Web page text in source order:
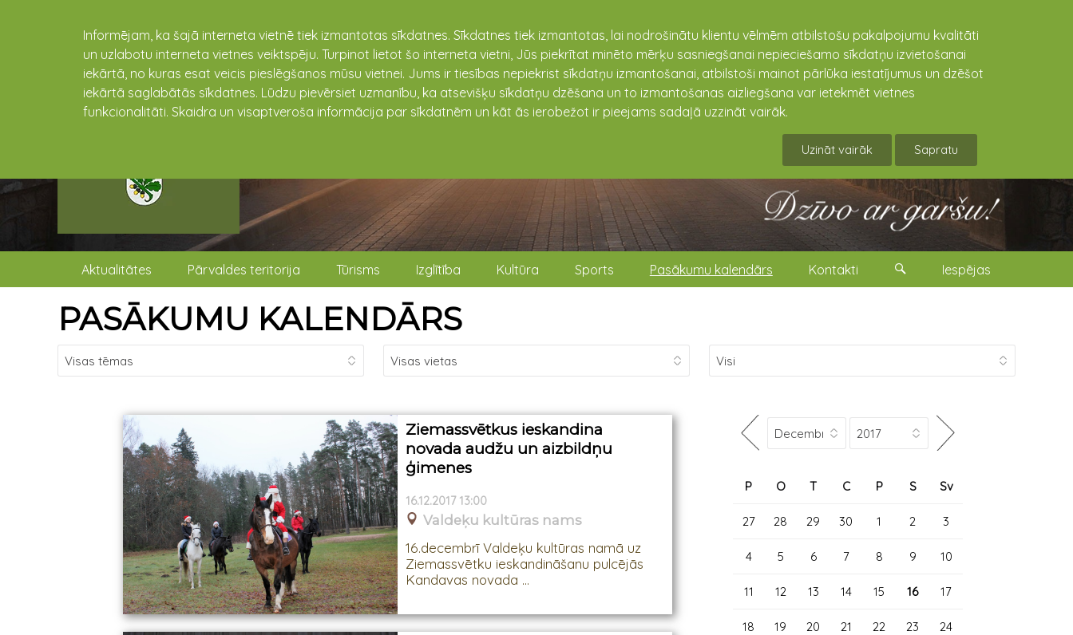
Informējam, ka šajā interneta vietnē tiek izmantotas sīkdatnes. Sīkdatnes tiek izmantotas, lai nodrošinātu klientu vēlmēm atbilstošu pakalpojumu kvalitāti
un uzlabotu interneta vietnes veiktspēju. Turpinot lietot šo interneta vietni, Jūs piekrītat minēto mērķu sasniegšanai nepieciešamo sīkdatņu izvietošanai
iekārtā, no kuras esat veicis pieslēgšanos mūsu vietnei. Jums ir tiesības nepiekrist sīkdatņu izmantošanai, atbilstoši mainot pārlūka iestatījumus un dzēšot
iekārtā saglabātās sīkdatnes. Lūdzu pievērsiet uzmanību, ka atsevišķu sīkdatņu dzēšana un to izmantošanas aizliegšana var ietekmēt vietnes
funkcionalitāti. Skaidra un visaptveroša informācija par sīkdatnēm un kāt ās ierobežot ir pieejams sadaļā uzzināt vairāk.
Uzināt vairāk Sapratu
Aktualitātes Pārvaldes teritorija Tūrisms Izglītība Kultūra Sports Pasākumu kalendārs Kontakti Iespējas
PASĀKUMU KALENDĀRS
Ziemassvētkus ieskandina
novada audžu un aizbildņu
ģimenes
16.12.2017 13:00
Valdeķu kultūras nams
16.decembrī Valdeķu kultūras namā uz
Ziemassvētku ieskandināšanu pulcējās
Kandavas novada ...
P O T C P S Sv
27 28 29 30 1 2 3
4 5 6 7 8 9 10
11 12 13 14 15 16 17
18 19 20 21 22 23 24